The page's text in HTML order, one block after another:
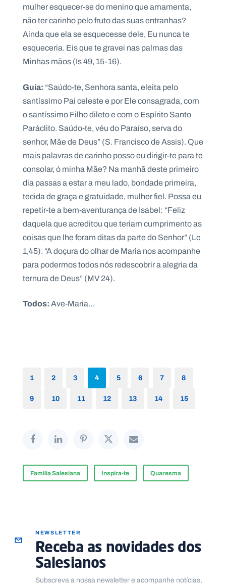
mulher esquecer-se do menino que amamenta,
não ter carinho pelo fruto das suas entranhas?
Ainda que ela se esquecesse dele, Eu nunca te
esqueceria. Eis que te gravei nas palmas das
Minhas mãos (Is 49, 15-16).
Guia: “Saúdo-te, Senhora santa, eleita pelo
santíssimo Pai celeste e por Ele consagrada, com
o santíssimo Filho dileto e com o Espírito Santo
Paráclito. Saúdo-te, véu do Paraíso, serva do
senhor, Mãe de Deus” (S. Francisco de Assis). Que
mais palavras de carinho posso eu dirigir-te para te
consolar, ó minha Mãe? Na manhã deste primeiro
dia passas a estar a meu lado, bondade primeira,
tecida de graça e gratuidade, mulher fiel. Possa eu
repetir-te a bem-aventurança de Isabel: “Feliz
daquela que acreditou que teriam cumprimento as
coisas que lhe foram ditas da parte do Senhor” (Lc
1,45). “A doçura do olhar de Maria nos acompanhe
para podermos todos nós redescobrir a alegria da
ternura de Deus” (MV 24).
Todos:Ave-Maria…
1 2 3 4 5 6 7
8
9
10 11 12 13 14 15
Família Salesiana Inspira-te Quaresma
NEWSLETTER
Receba as novidades dos
Salesianos
Subscreva a nossa newsletter e acompanhe notícias,
a
l
s
i
n
s
.
p
A
e
n
d
a
C
o
n
t
a
c
o
s
N
w
l
e
e